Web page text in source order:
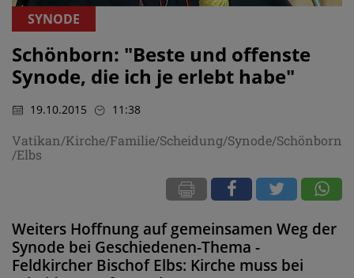
SYNODE
Schönborn: "Beste und offenste
Synode, die ich je erlebt habe"
19.10.2015 11:38
Vatikan/Kirche/Familie/Scheidung/Synode/Schönborn
/Elbs
Weiters Hoffnung auf gemeinsamen Weg der
Synode bei Geschiedenen-Thema -
Feldkircher Bischof Elbs: Kirche muss bei